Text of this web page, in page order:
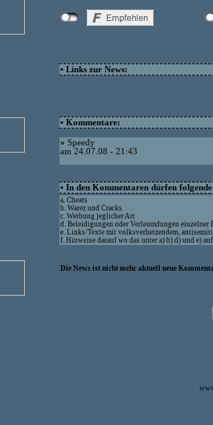
• Links zur News:
• Kommentare:
» Speedy
am 24.07.08 - 21:43
• In den Kommentaren dürfen
a. Cheats
b. Warez und Cracks
c. Werbung jeglicher Art
d. Beleidigungen oder Verleumdungen einzelner
e. Links/Texte mit volksverhetzendem,
f. Hinweise darauf wo das unter a) b) d) und e)
Die News ist nicht mehr aktuell neue